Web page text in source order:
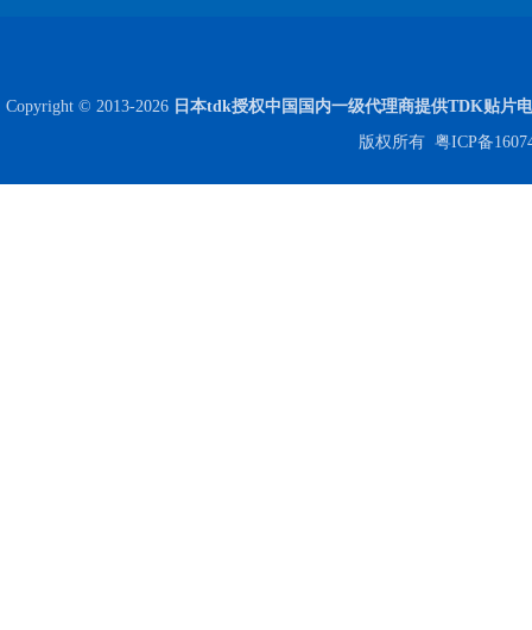
Copyright © 2013-2026 日本tdk授权中国国内一级代理商提供TDK贴片
版权所有 粤ICP备